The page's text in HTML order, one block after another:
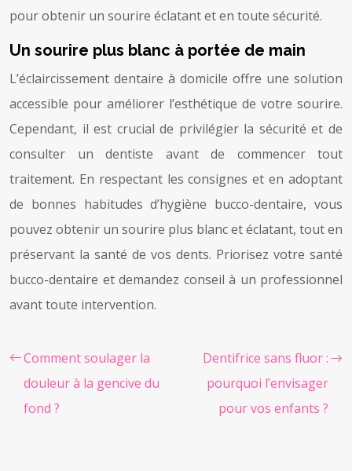
pour obtenir un sourire éclatant et en toute sécurité.
Un sourire plus blanc à portée de main
L’éclaircissement dentaire à domicile offre une solution
accessible pour améliorer l’esthétique de votre sourire.
Cependant, il est crucial de privilégier la sécurité et de
consulter un dentiste avant de commencer tout
traitement. En respectant les consignes et en adoptant
de bonnes habitudes d’hygiène bucco-dentaire, vous
pouvez obtenir un sourire plus blanc et éclatant, tout en
préservant la santé de vos dents. Priorisez votre santé
bucco-dentaire et demandez conseil à un professionnel
avant toute intervention.
Comment soulager la
douleur à la gencive du
fond ?
Dentifrice sans fluor :
pourquoi l’envisager
pour vos enfants ?